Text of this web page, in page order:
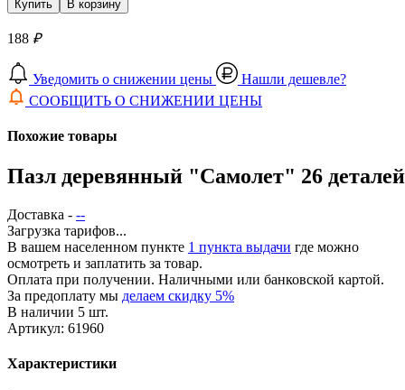
Купить В корзину
188 ₽
Уведомить о снижении цены
Нашли дешевле?
СООБЩИТЬ О СНИЖЕНИИ ЦЕНЫ
Похожие товары
Пазл деревянный "Самолет" 26 деталей
Доставка - --
Загрузка тарифов...
В вашем населенном пункте 1 пункта выдачи где можно
осмотреть и заплатить за товар.
Оплата при получении. Наличными или банковской картой.
За предоплату мы делаем скидку 5%
В наличии 5 шт.
Артикул: 61960
Характеристики